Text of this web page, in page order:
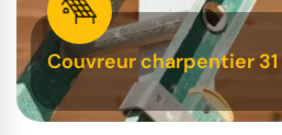
Couvreur charpentier 31